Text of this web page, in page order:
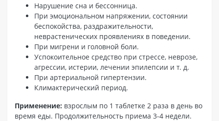
Нарушение сна и бессонница.
При эмоциональном напряжении, состоянии
беспокойства, раздражительности,
неврастенических проявлениях в поведении.
При мигрени и головной боли.
Успокоительное средство при стрессе, неврозе,
агрессии, истерии, лечении эпилепсии и т. д.
При артериальной гипертензии.
Климактерический период.
Применение: взрослым по 1 таблетке 2 раза в день во
время еды. Продолжительность приема 3-4 недели.